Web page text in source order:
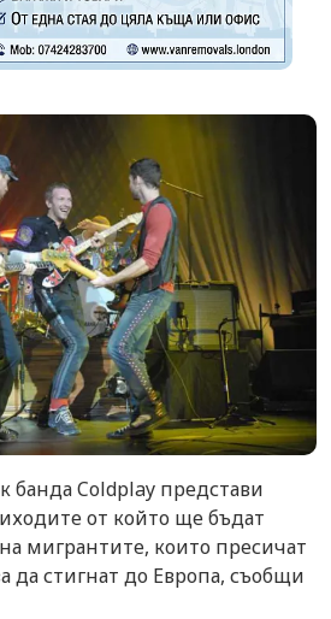
банда Coldplay представи
от който ще бъдат
мигрантите, които пресичат
да стигнат до Европа, съобщи